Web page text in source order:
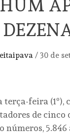
/ 30 de
feira (1º),
de cinco
números,